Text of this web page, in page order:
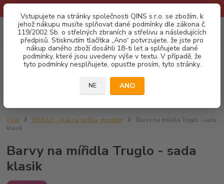
Vstupujete na stránky společnosti QINS s.r.o. se zbožím, k
jehož nákupu musíte splňovat dané podmínky dle zákona č.
119/2002 Sb. o střelných zbraních a střelivu a následujících
předpisů. Stisknutím tlačítka „Ano“ potvrzujete, že jste pro
nákup daného zboží dosáhli 18-ti let a splňujete dané
podmínky, které jsou uvedeny výše v textu. V případě, že
tyto podmínky nesplňujete, opusťte prosím, tyto stránky.
NE ANO
Menu
CZK 0
za0,00 Kč
Úvod TRUGLO - vlákna, optika, montáže
Barvy na mířidla Truglo - sada
klasik
Barvy na mířidla Truglo - sada
klasik